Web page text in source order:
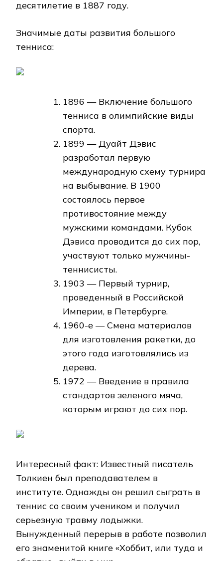
десятилетие в 1887 году.
Значимые даты развития большого
тенниса:
1896 — Включение большого
тенниса в олимпийские виды
спорта.
1899 — Дуайт Дэвис
разработал первую
международную схему турнира
на выбывание. В 1900
состоялось первое
противостояние между
мужскими командами. Кубок
Дэвиса проводится до сих пор,
участвуют только мужчины-
теннисисты.
1903 — Первый турнир,
проведенный в Российской
Империи, в Петербурге.
1960-е — Смена материалов
для изготовления ракетки, до
этого года изготовлялись из
дерева.
1972 — Введение в правила
стандартов зеленого мяча,
которым играют до сих пор.
Интересный факт: Известный писатель
Толкиен был преподавателем в
институте. Однажды он решил сыграть в
теннис со своим учеником и получил
серьезную травму лодыжки.
Вынужденный перерыв в работе позволил
его знаменитой книге «Хоббит, или туда и